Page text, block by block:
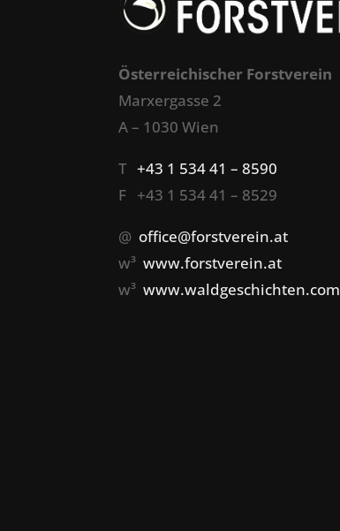
Österreichischer Forstverein
Marxergasse 2
A – 1030 Wien
T+43 1 534 41 – 8590
F +43 1 534 41 – 8529
@ office@forstverein.at
w³www.forstverein.at
w³www.waldgeschichten.com